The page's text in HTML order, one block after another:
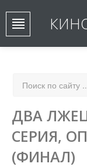
ДВА
СЕРИЯ,
(ФИНАЛ)